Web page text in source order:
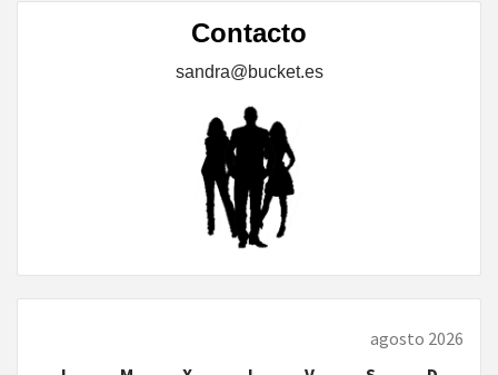
Contacto
sandra@bucket.es
agosto 2026